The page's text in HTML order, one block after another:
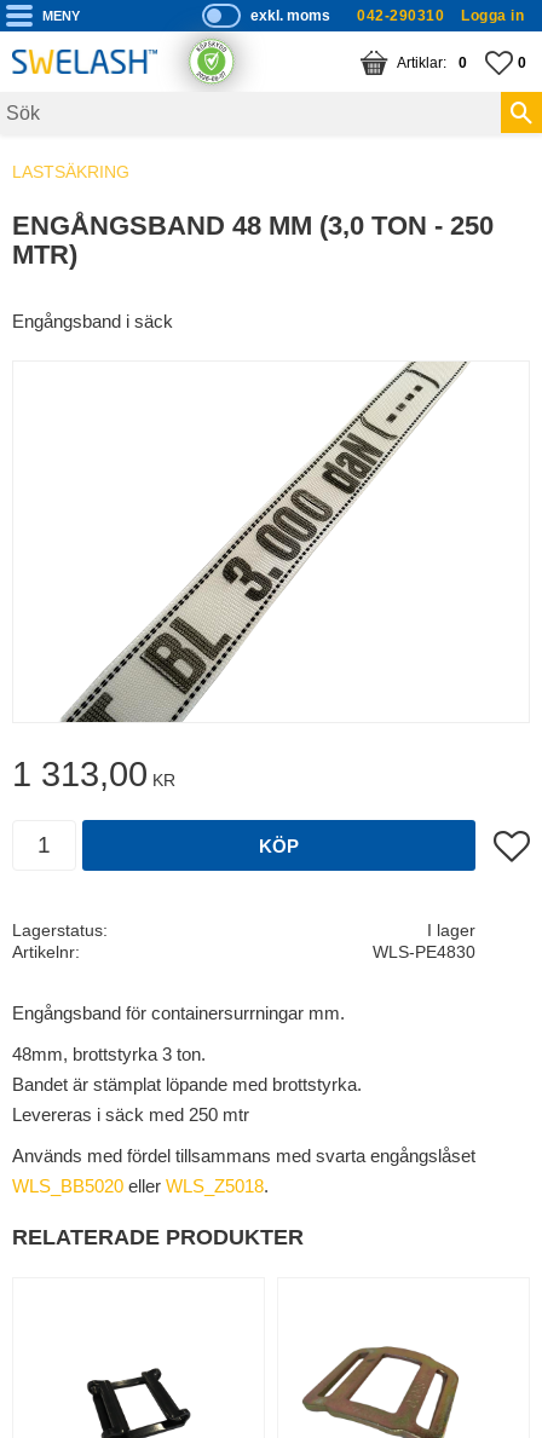
Meny
P
ri
s
s
exkl. moms 042-290310 Logga in
0
KUNDVAGN
ANTAL 0
LASTSÄKRING
ENGÅNGSBAND 48 MM (3,0 TON - 250
MTR)
Engångsband i säck
1 313,00 KR
KÖP Lägg
Lagerstatus
I lager
Artikelnr
WLS-PE4830
Engångsband för containersurrningar mm.
48mm, brottstyrka 3 ton.
Bandet är stämplat löpande med brottstyrka.
Levereras i säck med 250 mtr
Används med fördel tillsammans med svarta engångslåset
WLS_BB5020 eller WLS_Z5018.
RELATERADE PRODUKTER